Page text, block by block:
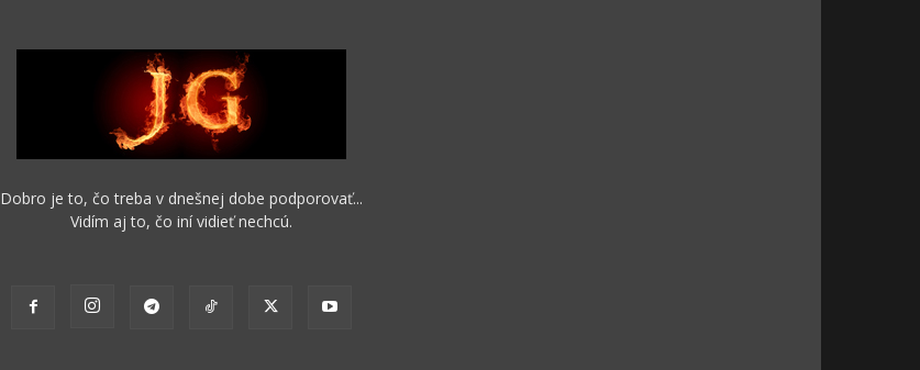
Dobro je to, čo treba v dnešnej dobe podporovať...
Vidím aj to, čo iní vidieť nechcú.